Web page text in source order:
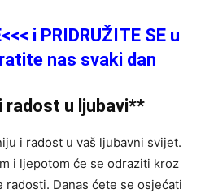
i PRIDRUŽITE SE u
nas svaki dan
radost u ljubavi**
i radost u vaš ljubavni svijet.
i ljepotom će se odraziti kroz
Danas ćete se osjećati